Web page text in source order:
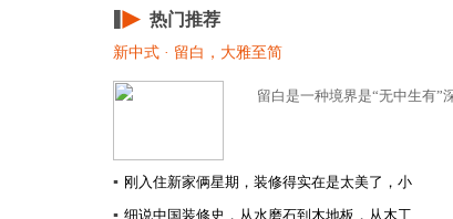
热门推荐
新中式 · 留白，大雅至简
留白是一种境界是“无中生有”
▪ 刚入住新家俩星期，装修得实在是太美了，小
▪ 细说中国装修史，从水磨石到木地板，从木工